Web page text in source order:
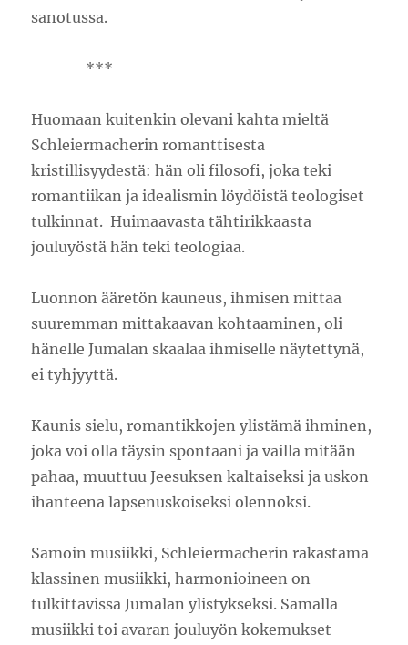
sanotussa.
***
Huomaan kuitenkin olevani kahta mieltä
Schleiermacherin romanttisesta
kristillisyydestä: hän oli filosofi, joka teki
romantiikan ja idealismin löydöistä teologiset
tulkinnat. Huimaavasta tähtirikkaasta
jouluyöstä hän teki teologiaa.
Luonnon ääretön kauneus, ihmisen mittaa
suuremman mittakaavan kohtaaminen, oli
hänelle Jumalan skaalaa ihmiselle näytettynä,
ei tyhjyyttä.
Kaunis sielu, romantikkojen ylistämä ihminen,
joka voi olla täysin spontaani ja vailla mitään
pahaa, muuttuu Jeesuksen kaltaiseksi ja uskon
ihanteena lapsenuskoiseksi olennoksi.
Samoin musiikki, Schleiermacherin rakastama
klassinen musiikki, harmonioineen on
tulkittavissa Jumalan ylistykseksi. Samalla
musiikki toi avaran jouluyön kokemukset